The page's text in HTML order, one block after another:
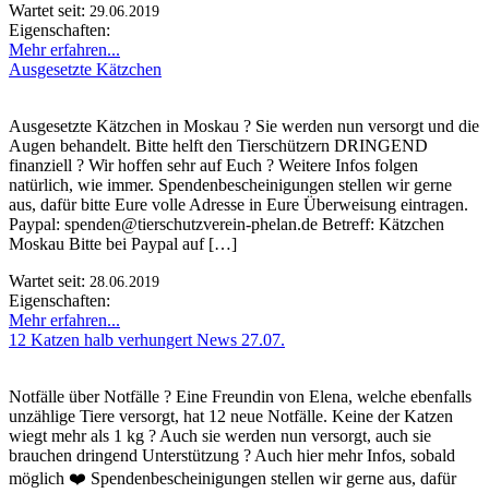
Wartet seit: 29.06.2019
Eigenschaften:
Mehr erfahren...
Ausgesetzte Kätzchen
Ausgesetzte Kätzchen in Moskau ? Sie werden nun versorgt und die
Augen behandelt. Bitte helft den Tierschützern DRINGEND
finanziell ? Wir hoffen sehr auf Euch ? Weitere Infos folgen
natürlich, wie immer. Spendenbescheinigungen stellen wir gerne
aus, dafür bitte Eure volle Adresse in Eure Überweisung eintragen.
Paypal: spenden@tierschutzverein-phelan.de Betreff: Kätzchen
Moskau Bitte bei Paypal auf […]
Wartet seit: 28.06.2019
Eigenschaften:
Mehr erfahren...
12 Katzen halb verhungert News 27.07.
Notfälle über Notfälle ? Eine Freundin von Elena, welche ebenfalls
unzählige Tiere versorgt, hat 12 neue Notfälle. Keine der Katzen
wiegt mehr als 1 kg ? Auch sie werden nun versorgt, auch sie
brauchen dringend Unterstützung ? Auch hier mehr Infos, sobald
möglich ❤️ Spendenbescheinigungen stellen wir gerne aus, dafür